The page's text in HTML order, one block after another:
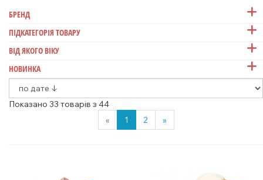
БРЕНД
ПІДКАТЕГОРІЯ ТОВАРУ
ВІД ЯКОГО ВІКУ
НОВИНКА
Показано 33 товарів з 44
«
1 2 »